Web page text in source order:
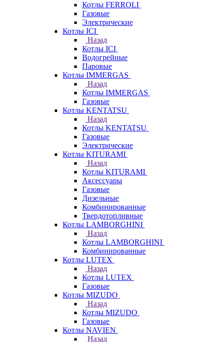
Котлы FERROLI
Газовые
Электрические
Котлы ICI
Назад
Котлы ICI
Водогрейные
Паровые
Котлы IMMERGAS
Назад
Котлы IMMERGAS
Газовые
Котлы KENTATSU
Назад
Котлы KENTATSU
Газовые
Электрические
Котлы KITURAMI
Назад
Котлы KITURAMI
Аксессуары
Газовые
Дизельные
Комбинированные
Твердотопливные
Котлы LAMBORGHINI
Назад
Котлы LAMBORGHINI
Комбинированные
Котлы LUTEX
Назад
Котлы LUTEX
Газовые
Котлы MIZUDO
Назад
Котлы MIZUDO
Газовые
Котлы NAVIEN
Назад